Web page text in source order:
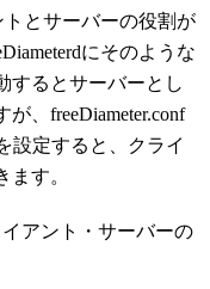
とサーバーの役割が
にそのような
するとサーバーとし
、freeDiameter.conf
設定すると、クライ
す。
アント・サーバーの